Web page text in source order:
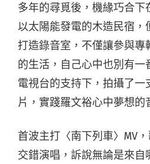
多年的尋覓後，機緣巧合下
以太陽能發電的木造民宿，
打造錄音室，不僅讓參與專
的生活，自己心中也別有一
電視台的支持下，拍攝了一
片，實踐羅文裕心中夢想的
首波主打〈南下列車〉MV
交錯演唱，訴說無論是來自